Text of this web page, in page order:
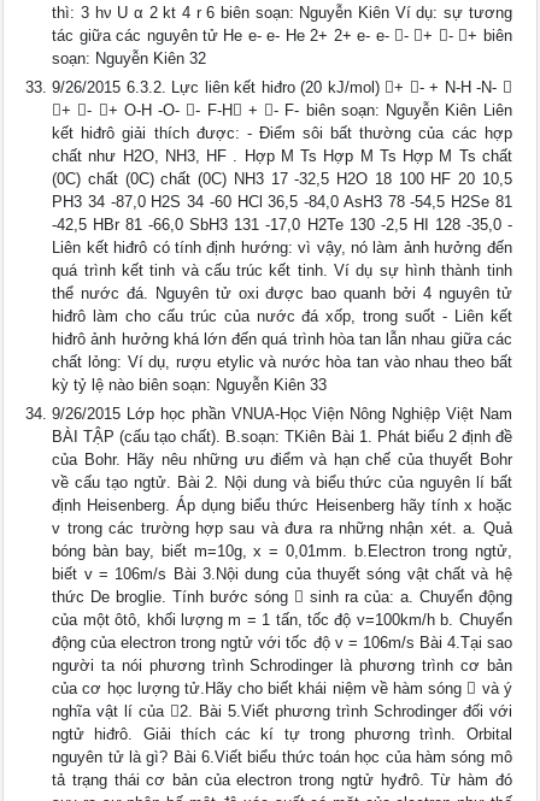
thì: 3 hν U α 2 kt 4 r 6 biên soạn: Nguyễn Kiên Ví dụ: sự tương
tác giữa các nguyên tử He e- e- He 2+ 2+ e- e- - + - + biên
soạn: Nguyễn Kiên 32
9/26/2015 6.3.2. Lực liên kết hiđro (20 kJ/mol) + - + N-H -N- 
+ - + O-H -O- - F-H + - F- biên soạn: Nguyễn Kiên Liên
kết hiđrô giải thích được: - Điểm sôi bất thường của các hợp
chất như H2O, NH3, HF . Hợp M Ts Hợp M Ts Hợp M Ts chất
(0C) chất (0C) chất (0C) NH3 17 -32,5 H2O 18 100 HF 20 10,5
PH3 34 -87,0 H2S 34 -60 HCl 36,5 -84,0 AsH3 78 -54,5 H2Se 81
-42,5 HBr 81 -66,0 SbH3 131 -17,0 H2Te 130 -2,5 HI 128 -35,0 -
Liên kết hiđrô có tính định hướng: vì vậy, nó làm ảnh hưởng đến
quá trình kết tinh và cấu trúc kết tinh. Ví dụ sự hình thành tinh
thể nước đá. Nguyên tử oxi được bao quanh bởi 4 nguyên tử
hiđrô làm cho cấu trúc của nước đá xốp, trong suốt - Liên kết
hiđrô ảnh hưởng khá lớn đến quá trình hòa tan lẫn nhau giữa các
chất lỏng: Ví dụ, rượu etylic và nước hòa tan vào nhau theo bất
kỳ tỷ lệ nào biên soạn: Nguyễn Kiên 33
9/26/2015 Lớp học phần VNUA-Học Viện Nông Nghiệp Việt Nam
BÀI TẬP (cấu tạo chất). B.soạn: TKiên Bài 1. Phát biểu 2 định đề
của Bohr. Hãy nêu những ưu điểm và hạn chế của thuyết Bohr
về cấu tạo ngtử. Bài 2. Nội dung và biểu thức của nguyên lí bất
định Heisenberg. Áp dụng biểu thức Heisenberg hãy tính x hoặc
v trong các trường hợp sau và đưa ra những nhận xét. a. Quả
bóng bàn bay, biết m=10g, x = 0,01mm. b.Electron trong ngtử,
biết v = 106m/s Bài 3.Nội dung của thuyết sóng vật chất và hệ
thức De broglie. Tính bước sóng  sinh ra của: a. Chuyển động
của một ôtô, khối lượng m = 1 tấn, tốc độ v=100km/h b. Chuyển
động của electron trong ngtử với tốc độ v = 106m/s Bài 4.Tại sao
người ta nói phương trình Schrodinger là phương trình cơ bản
của cơ học lượng tử.Hãy cho biết khái niệm về hàm sóng  và ý
nghĩa vật lí của 2. Bài 5.Viết phương trình Schrodinger đối với
ngtử hiđrô. Giải thích các kí tự trong phương trình. Orbital
nguyên tử là gì? Bài 6.Viết biểu thức toán học của hàm sóng mô
tả trạng thái cơ bản của electron trong ngtử hyđrô. Từ hàm đó